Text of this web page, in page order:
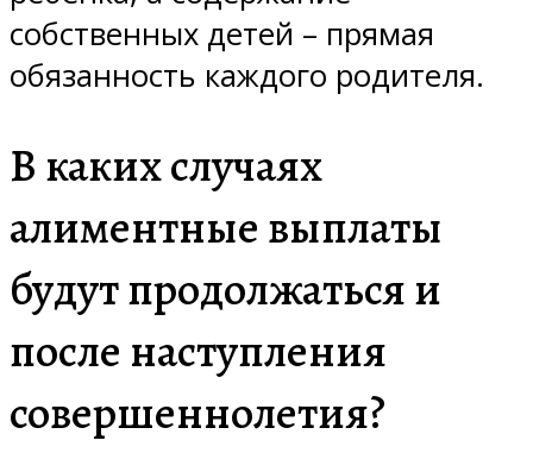
собственных детей – прямая
обязанность каждого родителя.
В каких случаях
алиментные выплаты
будут продолжаться и
после наступления
совершеннолетия?